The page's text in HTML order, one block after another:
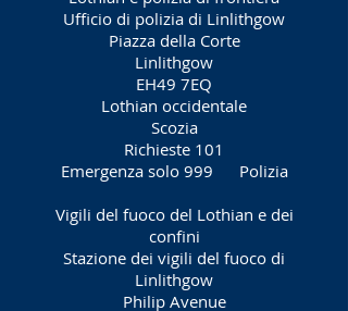
Ufficio di polizia di Linlithgow
Piazza della Corte
Linlithgow
EH49 7EQ
Lothian occidentale
Scozia
Richieste 101
Emergenza solo 999
Polizia
Vigili del fuoco del Lothian e dei
confini
Stazione dei vigili del fuoco di
Linlithgow
Philip Avenue